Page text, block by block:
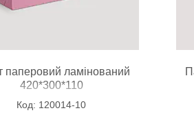
паперовий ламінований
420*300*110
120014-10